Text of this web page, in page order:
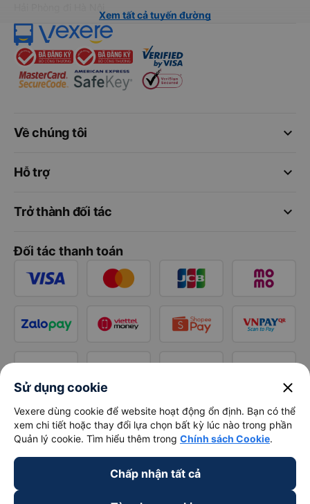
Xem tất cả tuyến đường
keyboard_arrow_down
Về chúng tôi
keyboard_arrow_down
Hỗ trợ
keyboard_arrow_down
Trở thành đối tác
Đối tác thanh toán
Sử dụng cookie close
Vexere dùng cookie để website hoạt động ổn định. Bạn có thể
xem chi tiết hoặc thay đổi lựa chọn bất kỳ lúc nào trong phần
Quản lý cookie. Tìm hiểu thêm trong Chính sách Cookie.
Chấp nhận tất cả